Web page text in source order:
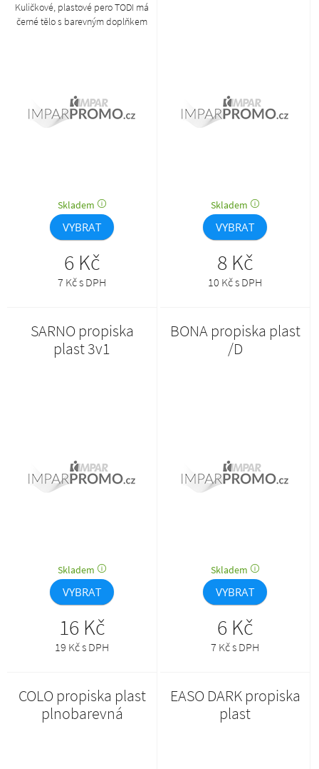
Kuličkové, plastové pero TODI má
černé tělo s barevným doplňkem
Skladem
VYBRAT
6 Kč
7 Kč s DPH
Skladem
VYBRAT
8 Kč
10 Kč s DPH
SARNO propiska
plast 3v1
Skladem
VYBRAT
16 Kč
19 Kč s DPH
BONA propiska plast
/D
Skladem
VYBRAT
6 Kč
7 Kč s DPH
COLO propiska plast
plnobarevná
EASO DARK propiska
plast